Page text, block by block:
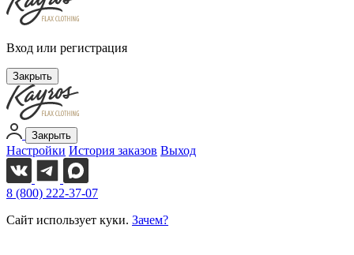
Вход или регистрация
Закрыть
Закрыть
Настройки История заказов Выход
8 (800) 222-37-07
Сайт использует куки. Зачем?